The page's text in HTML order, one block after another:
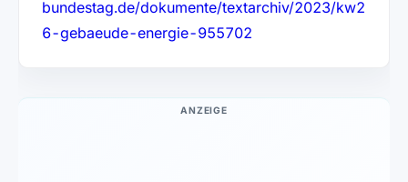
bundestag.de/dokumente/textarchiv/2023/kw2
6-gebaeude-energie-955702
ANZEIGE